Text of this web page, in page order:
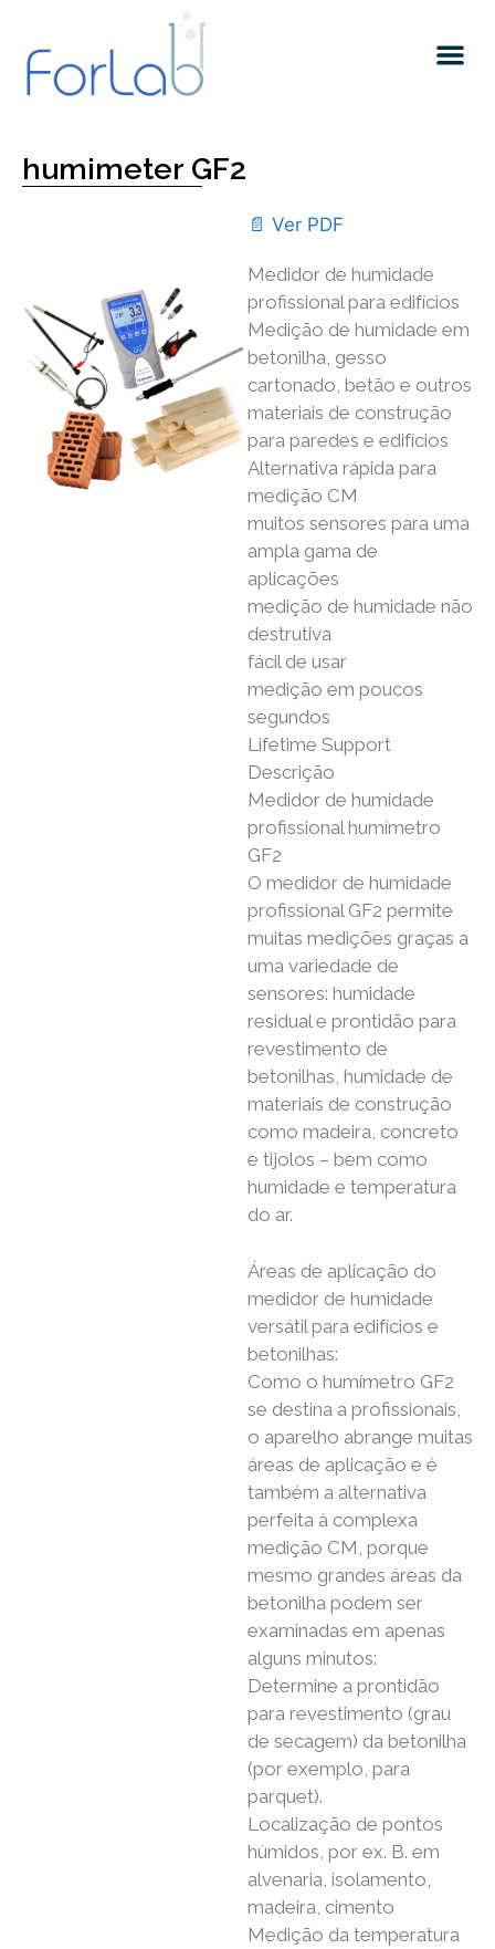
humimeter GF2
📄 Ver PDF
Medidor de humidade
profissional para edifícios
Medição de humidade em
betonilha, gesso
cartonado, betão e outros
materiais de construção
para paredes e edifícios
Alternativa rápida para
medição CM
muitos sensores para uma
ampla gama de
aplicações
medição de humidade não
destrutiva
fácil de usar
medição em poucos
segundos
Lifetime Support
Descrição
Medidor de humidade
profissional humímetro
GF2
O medidor de humidade
profissional GF2 permite
muitas medições graças a
uma variedade de
sensores: humidade
residual e prontidão para
revestimento de
betonilhas, humidade de
materiais de construção
como madeira, concreto
e tijolos – bem como
humidade e temperatura
do ar.
Áreas de aplicação do
medidor de humidade
versátil para edifícios e
betonilhas:
Como o humímetro GF2
se destina a profissionais,
o aparelho abrange muitas
áreas de aplicação e é
também a alternativa
perfeita à complexa
medição CM, porque
mesmo grandes áreas da
betonilha podem ser
examinadas em apenas
alguns minutos:
Determine a prontidão
para revestimento (grau
de secagem) da betonilha
(por exemplo, para
parquet).
Localização de pontos
húmidos, por ex. B. em
alvenaria, isolamento,
madeira, cimento
Medição da temperatura